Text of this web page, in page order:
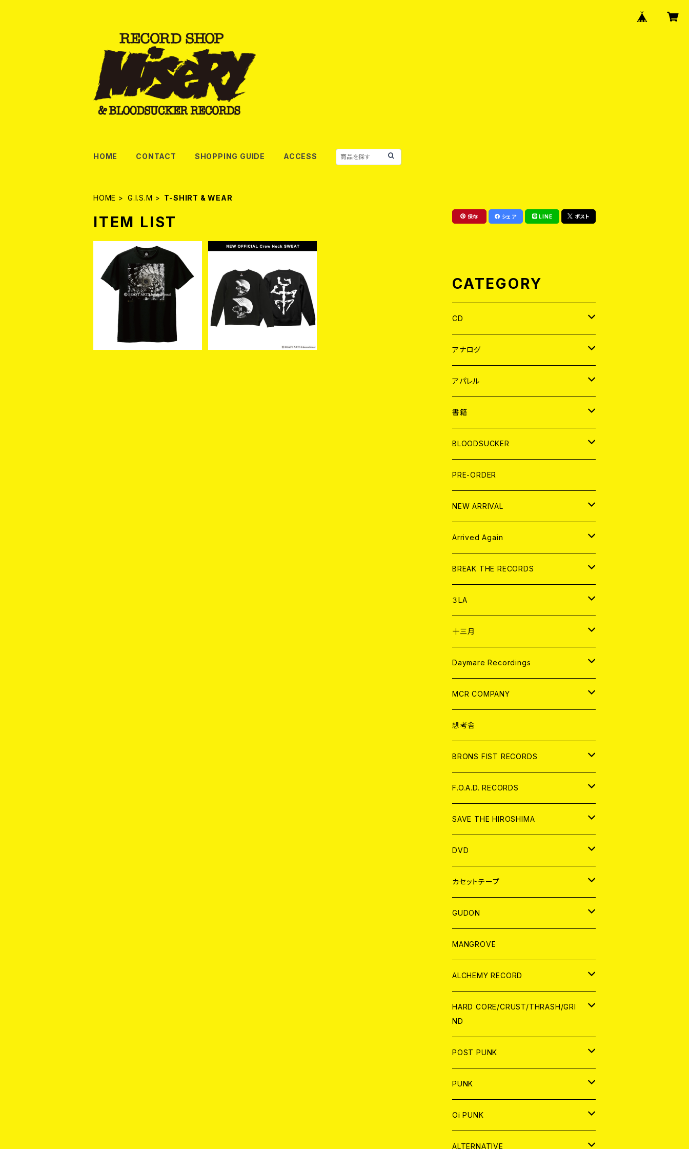
HOME CONTACT SHOPPING GUIDE ACCESS
HOME G.I.S.M T-SHIRT & WEAR
ITEM LIST
【新入荷】S.K.V. + CazU-
hirt (size：S～XL) Tシ
¥5,500
G.I.S.M. / “FOETUS” CR
EW NECK SWEAT(Siz
¥7,920
保存 シェア LINE ポスト
CATEGORY
CD
JAPAN
WORLD
アナログ
JAPAN
７EP
LP
WORLD
7EP
LP
アパレル
JAPAN
T-shirt
HOOD
WORLD
T-shirt
HOOD
書籍
MAGAZINE
BOLLOCKS
EL ZINE
写真集 (PHOTOBOOK)
BLOODSUCKER
CD
アナログ
アパレル
書籍
DIGITAL CONTENTS
PRE-ORDER
NEW ARRIVAL
CD
アナログ
Arrived Again
CD
アナログ
BREAK THE RECORDS
CD
ANALOG
アパレル
３LA
CD
ANALOG
十三月
CD
ANALOG
Daymare Recordings
CD
ANALOG
MCR COMPANY
CD
アパレル
ANALOG
想考舎
BRONS FIST RECORDS
CD
ANALOG
F.O.A.D. RECORDS
CD
ANALOG
SAVE THE HIROSHIMA
アパレル
BADGE
DVD
JAPAN
WORLD
カセットテープ
JAPAN
WORLD
GUDON
アパレル
PATCH
アナログ
DIGITAL CONTENTS
MANGROVE
ALCHEMY RECORD
CD
ANALOG
HARD CORE/CRUST/THRASH/GRI
ND
JAPAN
CD
ANALOG
WORLD
CD
ANALOG
POST PUNK
CD
JAPAN
WORLD
ANALOG
JAPAN
PUNK
JAPAN
CD
WORLD
Oi PUNK
JAPAN
ALTERNATIVE